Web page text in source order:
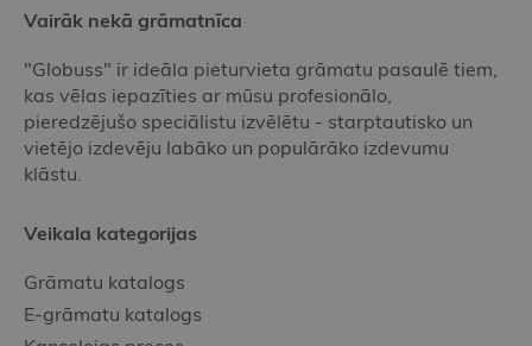
Vairāk nekā grāmatnīca
"Globuss" ir ideāla pieturvieta grāmatu pasaulē tiem,
kas vēlas iepazīties ar mūsu profesionālo,
pieredzējušo speciālistu izvēlētu - starptautisko un
vietējo izdevēju labāko un populārāko izdevumu
klāstu.
Veikala kategorijas
Grāmatu katalogs
E-grāmatu katalogs